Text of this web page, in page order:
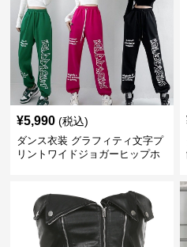
¥5,990 (税込)
ダンス衣装 グラフィティ文字プ
リントワイドジョガーヒップホ